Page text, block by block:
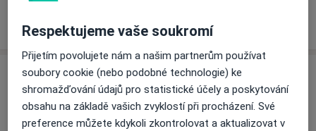
o adrese
Názory
Přidejte svůj názor
Respektujeme vaše soukromí
Přijetím povolujete nám a našim partnerům používat
soubory cookie (nebo podobné technologie) ke
shromažďování údajů pro statistické účely a poskytování
obsahu na základě vašich zvyklostí při procházení. Své
preference můžete kdykoli zkontrolovat a aktualizovat v